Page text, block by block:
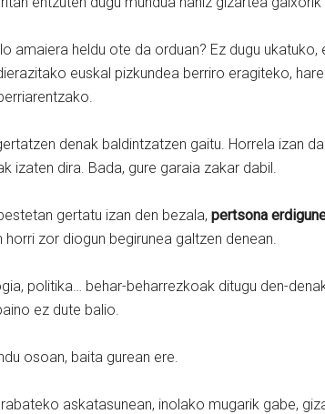
amaiera heldu ote da orduan? Ez dugu
euskal pizkundea berriro eragiteko,
denak baldintzatzen gaitu. Horrela izan
izaten dira. Bada, gure garaia zakar dabil.
gertatu izan den bezala, pertsona
zor diogun begirunea galtzen denean.
politika… behar-beharrezkoak ditugu den-
ez dute balio.
osoan, baita gurean ere.
askatasunean, inolako mugarik gabe,